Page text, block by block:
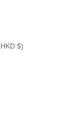
$)